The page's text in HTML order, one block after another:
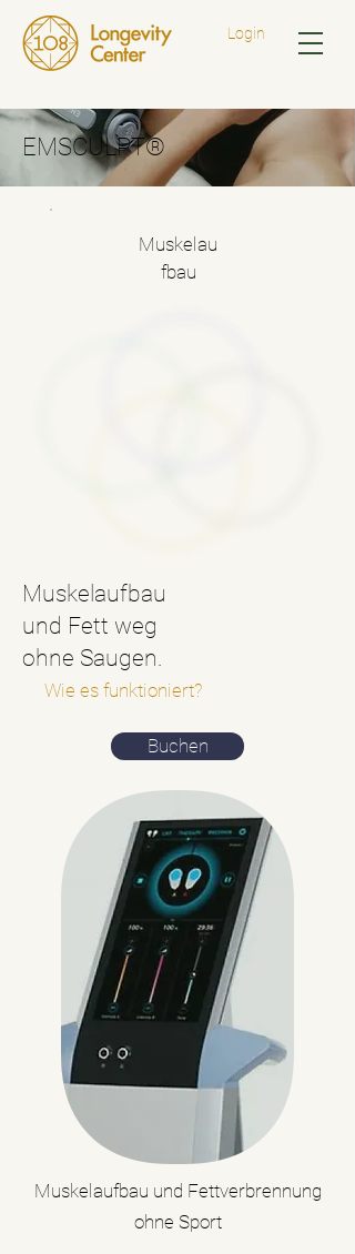
Login
EMSCULPT®
Muskelau
fbau
Muskelaufbau
und Fett weg
ohne Saugen.
Wie es funktioniert?
Buchen
Muskelaufbau und Fettverbrennung
ohne Sport